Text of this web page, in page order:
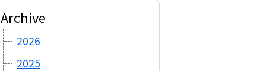
Archive
2026
2025